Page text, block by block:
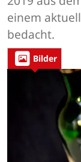
einem
bedacht.
Bilder